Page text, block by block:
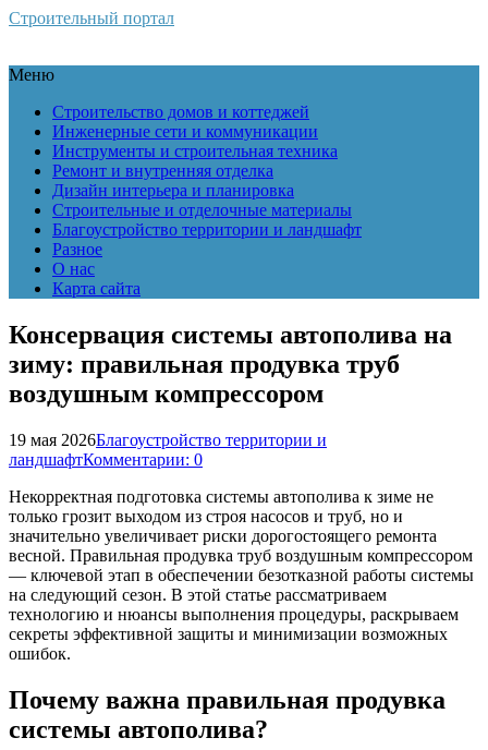
Строительный портал
Меню
Строительство домов и коттеджей
Инженерные сети и коммуникации
Инструменты и строительная техника
Ремонт и внутренняя отделка
Дизайн интерьера и планировка
Строительные и отделочные материалы
Благоустройство территории и ландшафт
Разное
О нас
Карта сайта
Консервация системы автополива на
зиму: правильная продувка труб
воздушным компрессором
19 мая 2026Благоустройство территории и
ландшафтКомментарии: 0
Некорректная подготовка системы автополива к зиме не
только грозит выходом из строя насосов и труб, но и
значительно увеличивает риски дорогостоящего ремонта
весной. Правильная продувка труб воздушным компрессором
— ключевой этап в обеспечении безотказной работы системы
на следующий сезон. В этой статье рассматриваем
технологию и нюансы выполнения процедуры, раскрываем
секреты эффективной защиты и минимизации возможных
ошибок.
Почему важна правильная продувка
системы автополива?